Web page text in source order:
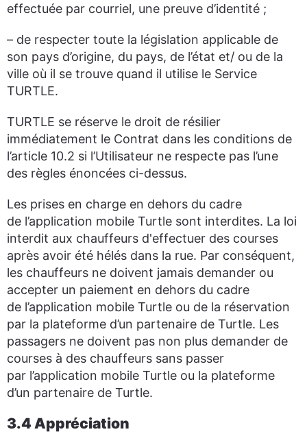
effectuée par courriel, une preuve d’identité ;
– de respecter toute la législation applicable de
son pays d’origine, du pays, de l’état et/ ou de la
ville où il se trouve quand il utilise le Service
TURTLE.
TURTLE se réserve le droit de résilier
immédiatement le Contrat dans les conditions de
l’article 10.2 si l’Utilisateur ne respecte pas l’une
des règles énoncées ci-dessus.
Les prises en charge en dehors du cadre
de l’application mobile Turtle sont interdites. La loi
interdit aux chauffeurs d'effectuer des courses
après avoir été hélés dans la rue. Par conséquent,
les chauffeurs ne doivent jamais demander ou
accepter un paiement en dehors du cadre
de l’application mobile Turtle ou de la réservation
par la plateforme d’un partenaire de Turtle. Les
passagers ne doivent pas non plus demander de
courses à des chauffeurs sans passer
par l’application mobile Turtle ou la plateforme
d’un partenaire de Turtle.
3.4 Appréciation